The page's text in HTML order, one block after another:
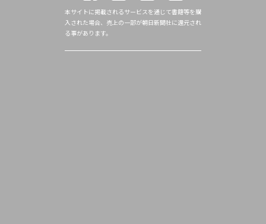
本サイトに掲載されるサービスを通じて書籍等を購
入された場合、売上の一部が朝日新聞社に還元され
る事があります。